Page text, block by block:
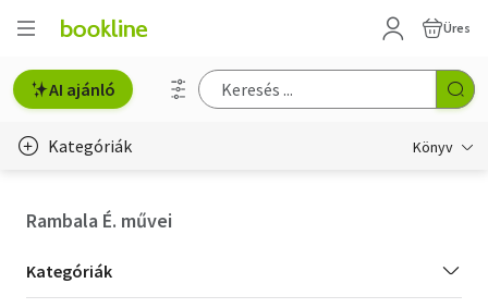
Üres
AI ajánló
Kategóriák Könyv
Rambala É. művei
Kategória
szűrés
Kategóriák